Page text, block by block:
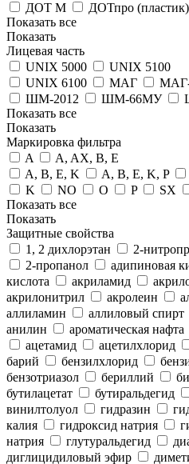
ДОТ М
ДОТпро (пластик)
Показать все
Показать
Лицевая часть
UNIX 5000
UNIX 5100
UNIX 6100
МАГ
ШМ-2012
ШМ-66МУ
Показать все
Показать
Маркировка фильтра
A
A, AX, B, E
A, B, E, K
A, B, E, K, P
K
NO O P SX
Показать все
Показать
Защитные свойства
1, 2 дихлорэтан
2-
2-пропанол
адипиновая
кислота
акриламид
акрилонитрил
акролеин
аллиламин
аллиловый спирт
анилин
ароматическая нафта
ацетамид
ацетилхлорид
барий
бензилхлорид
бензотриазол
бериллий
бутилацетат
бутиральдегид
винилтолуол
гидразин
калия
гидроксид натрия
натрия
глутуральдегид
диглицидиловый эфир